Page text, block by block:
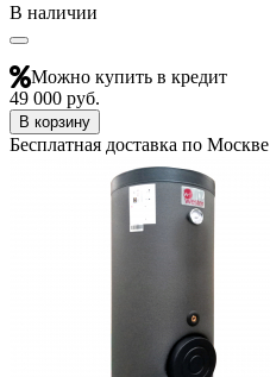
В наличии
Можно купить в кредит
49 000 руб.
В корзину
Бесплатная доставка по Москве